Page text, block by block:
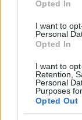
Opted In
I want to
Personal
Opted In
I want to
Retention,
Personal
Purposes
Opted Out